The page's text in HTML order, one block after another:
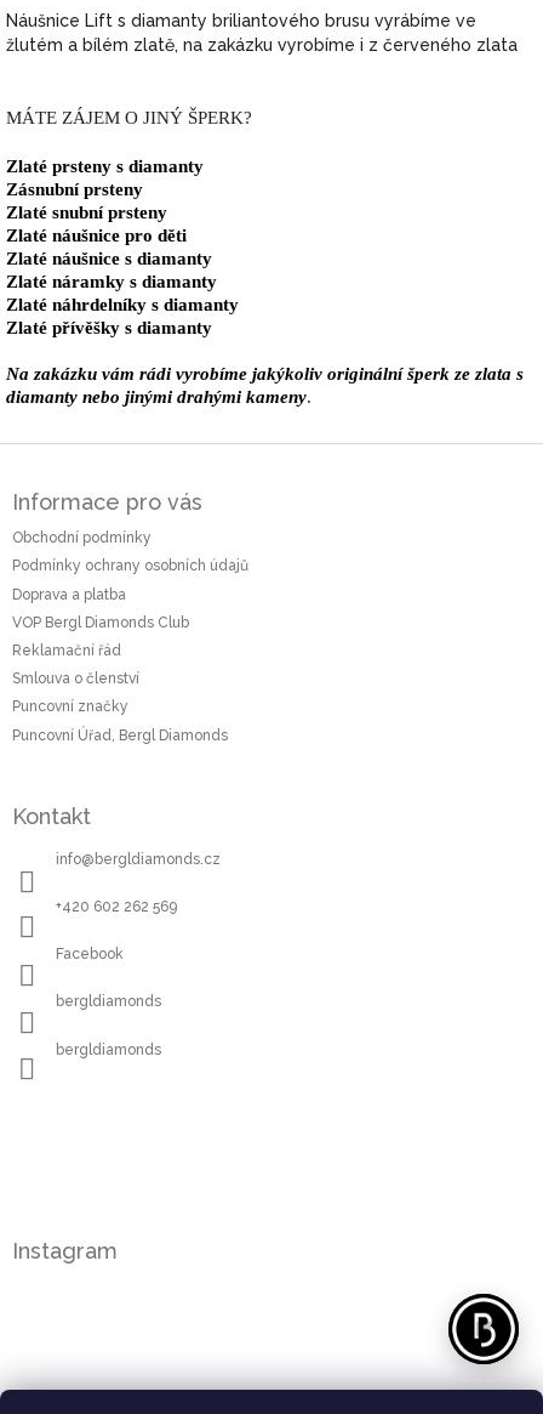
Náušnice Lift s diamanty briliantového brusu vyrábíme ve
žlutém a bílém zlatě, na zakázku vyrobíme i z červeného zlata
MÁTE ZÁJEM O JINÝ ŠPERK?
Zlaté prsteny s diamanty
Zásnubní prsteny
Zlaté snubní prsteny
Zlaté náušnice pro děti
Zlaté náušnice s diamanty
Zlaté náramky s diamanty
Zlaté náhrdelníky s diamanty
Zlaté přívěšky s diamanty
Na zakázku vám rádi vyrobíme jakýkoliv originální šperk ze zlata s
diamanty nebo jinými drahými kameny.
Informace pro vás
Obchodní podmínky
Podmínky ochrany osobních údajů
Doprava a platba
VOP Bergl Diamonds Club
Reklamační řád
Smlouva o členství
Puncovní značky
Puncovní Úřad, Bergl Diamonds
Kontakt
info@ bergldiamonds.cz
+420 602 262 569
Facebook
bergldiamonds
bergldiamonds
Instagram